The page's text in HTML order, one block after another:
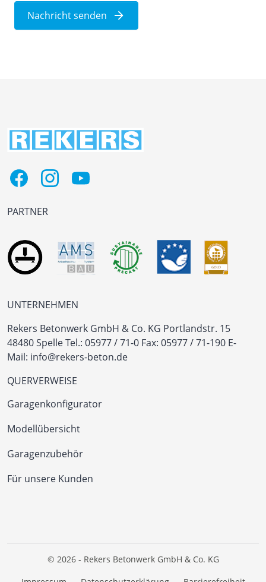
Nachricht senden
PARTNER
UNTERNEHMEN
Rekers Betonwerk GmbH & Co. KG Portlandstr. 15
48480 SpelleTel.: 05977 / 71-0 Fax: 05977 / 71-190 E-
Mail: info@rekers-beton.de
QUERVERWEISE
Garagenkonfigurator
Modellübersicht
Garagenzubehör
Für unsere Kunden
© 2026 - Rekers Betonwerk GmbH & Co. KG